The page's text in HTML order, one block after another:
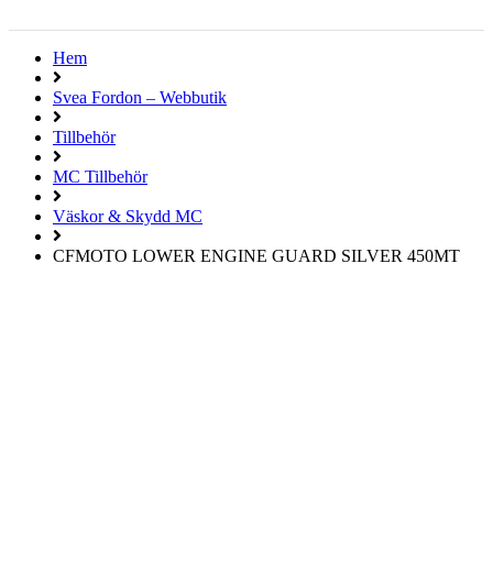
Hem
Svea Fordon – Webbutik
Tillbehör
MC Tillbehör
Väskor & Skydd MC
CFMOTO LOWER ENGINE GUARD SILVER 450MT